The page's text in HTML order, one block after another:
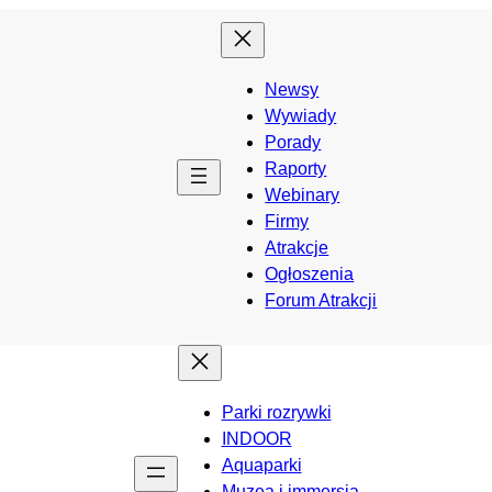
Newsy
Wywiady
Porady
Raporty
Webinary
Firmy
Atrakcje
Ogłoszenia
Forum Atrakcji
Parki rozrywki
INDOOR
Aquaparki